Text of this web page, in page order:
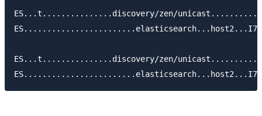
ES...t...............discovery/zen/
ES...t...............discovery/zen/